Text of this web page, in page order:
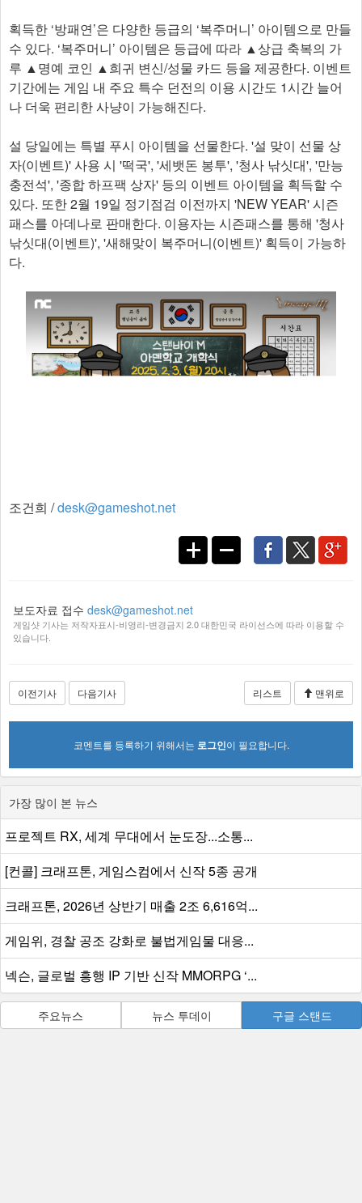
획득한 ‘방패연’은 다양한 등급의 ‘복주머니’ 아이템으로 만들
수 있다. ‘복주머니’ 아이템은 등급에 따라 ▲상급 축복의 가
루 ▲명예 코인 ▲희귀 변신/성물 카드 등을 제공한다. 이벤트
기간에는 게임 내 주요 특수 던전의 이용 시간도 1시간 늘어
나 더욱 편리한 사냥이 가능해진다.
설 당일에는 특별 푸시 아이템을 선물한다. '설 맞이 선물 상
자(이벤트)' 사용 시 '떡국', '세뱃돈 봉투', '청사 낚싯대', '만능
충전석', '종합 하프팩 상자' 등의 이벤트 아이템을 획득할 수
있다. 또한 2월 19일 정기점검 이전까지 'NEW YEAR' 시즌
패스를 아데나로 판매한다. 이용자는 시즌패스를 통해 '청사
낚싯대(이벤트)', '새해맞이 복주머니(이벤트)' 획득이 가능하
다.​
조건희 /desk@gameshot.net
보도자료 접수 desk@gameshot.net
게임샷 기사는 저작자표시-비영리-변경금지 2.0 대한민국 라이선스에 따라 이용할 수
있습니다.
이전기사 다음기사 리스트 맨위로
코멘트를 등록하기 위해서는 로그인이 필요합니다.
가장 많이 본 뉴스
프로젝트 RX, 세계 무대에서 눈도장...소통...
[컨콜] 크래프톤, 게임스컴에서 신작 5종 공개
크래프톤, 2026년 상반기 매출 2조 6,616억...
게임위, 경찰 공조 강화로 불법게임물 대응...
넥슨, 글로벌 흥행 IP 기반 신작 MMORPG ‘...
주요뉴스 뉴스 투데이 구글 스탠드